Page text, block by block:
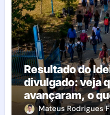
Resultado do
divulgado: veja
avançaram, o
esperar da
Mateus Rodrigues